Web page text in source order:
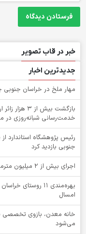
خبر در قاب تصویر
جدیدترین اخبار
‌مهار ملخ در خراسان جنوبی
بازگشت بیش
خدمت‌رسانی شبانه‌روزی در
رئیس پژوهشگاه استاندارد
جنوبی بازدید کرد
اجرای بیش از ۲ میلیون مترمربع آسفالت معابر طی چهار سال گذشته
بهره‌مندی ۱۱
امسال
خانه معدن، بازوی تخصصی
می‌شود